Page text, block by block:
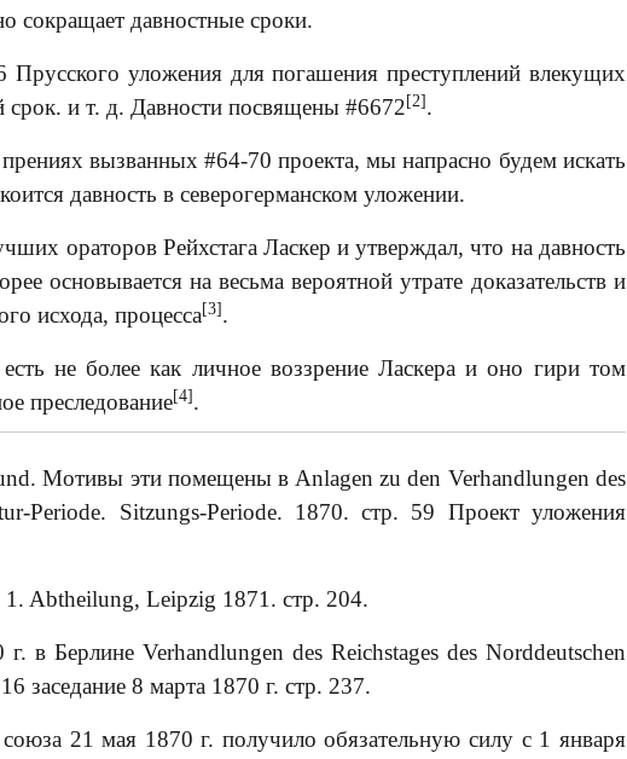
сокращает давностные сроки.
Прусского уложения для погашения преступлений влекущих
срок. и т. д. Давности посвящены #6672 [2] .
вызванных #64-70 проекта, мы напрасно будем искать
давность в северогерманском уложении.
ораторов Рейхстага Ласкер и утверждал, что на давность
основывается на весьма вероятной утрате доказательств и
исхода, процесса [3] .
не более как личное воззрение Ласкера и оно гири том
преследование[4] .
Мотивы эти помещены в Anlagen zu den Verhandlungen des
Periode. Sitzungs-Periode. 1870. стр. 59 Проект уложения
1. Abtheilung, Leipzig 1871. стр. 204.
в Берлине Verhandlungen des Reichstages des Norddeutschen
заседание 8 марта 1870 г. стр. 237.
21 мая 1870 г. получило обязательную силу с 1 января